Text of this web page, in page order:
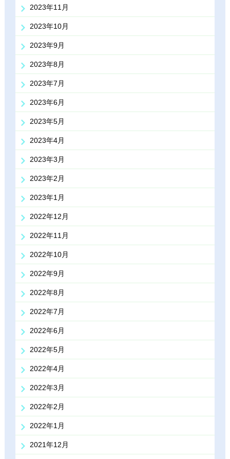
2023年11月
2023年10月
2023年9月
2023年8月
2023年7月
2023年6月
2023年5月
2023年4月
2023年3月
2023年2月
2023年1月
2022年12月
2022年11月
2022年10月
2022年9月
2022年8月
2022年7月
2022年6月
2022年5月
2022年4月
2022年3月
2022年2月
2022年1月
2021年12月